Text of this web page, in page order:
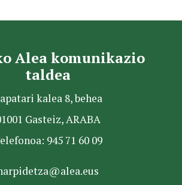
Alea komunikazio
taldea
kalea 8, behea
Gasteiz, ARABA
945 71 60 09